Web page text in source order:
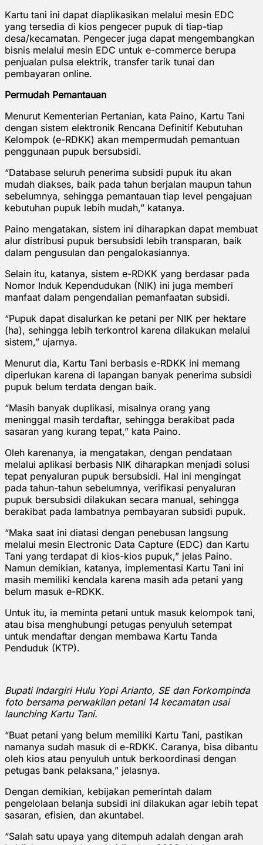
Kartu tani ini dapat diaplikasikan melalui mesin EDC
yang tersedia di kios pengecer pupuk di tiap-tiap
desa/kecamatan. Pengecer juga dapat mengembangkan
bisnis melalui mesin EDC untuk e-commerce berupa
penjualan pulsa elektrik, transfer tarik tunai dan
pembayaran online.
Permudah Pemantauan
Menurut Kementerian Pertanian, kata Paino, Kartu Tani
dengan sistem elektronik Rencana Definitif Kebutuhan
Kelompok (e-RDKK) akan mempermudah pemantuan
penggunaan pupuk bersubsidi.
“Database seluruh penerima subsidi pupuk itu akan
mudah diakses, baik pada tahun berjalan maupun tahun
sebelumnya, sehingga pemantauan tiap level pengajuan
kebutuhan pupuk lebih mudah,” katanya.
Paino mengatakan, sistem ini diharapkan dapat membuat
alur distribusi pupuk bersubsidi lebih transparan, baik
dalam pengusulan dan pengalokasiannya.
Selain itu, katanya, sistem e-RDKK yang berdasar pada
Nomor Induk Kependudukan (NIK) ini juga memberi
manfaat dalam pengendalian pemanfaatan subsidi.
“Pupuk dapat disalurkan ke petani per NIK per hektare
(ha), sehingga lebih terkontrol karena dilakukan melalui
sistem,” ujarnya.
Menurut dia, Kartu Tani berbasis e-RDKK ini memang
diperlukan karena di lapangan banyak penerima subsidi
pupuk belum terdata dengan baik.
“Masih banyak duplikasi, misalnya orang yang
meninggal masih terdaftar, sehingga berakibat pada
sasaran yang kurang tepat,” kata Paino.
Oleh karenanya, ia mengatakan, dengan pendataan
melalui aplikasi berbasis NIK diharapkan menjadi solusi
tepat penyaluran pupuk bersubsidi. Hal ini mengingat
pada tahun-tahun sebelumnya, verifikasi penyaluran
pupuk bersubsidi dilakukan secara manual, sehingga
berakibat pada lambatnya pembayaran subsidi pupuk.
“Maka saat ini diatasi dengan penebusan langsung
melalui mesin Electronic Data Capture (EDC) dan Kartu
Tani yang terdapat di kios-kios pupuk,” jelas Paino.
Namun demikian, katanya, implementasi Kartu Tani ini
masih memiliki kendala karena masih ada petani yang
belum masuk e-RDKK.
Untuk itu, ia meminta petani untuk masuk kelompok tani,
atau bisa menghubungi petugas penyuluh setempat
untuk mendaftar dengan membawa Kartu Tanda
Penduduk (KTP).
Bupati Indargiri Hulu Yopi Arianto, SE dan Forkompinda
foto bersama perwakilan petani 14 kecamatan usai
launching Kartu Tani.
“Buat petani yang belum memiliki Kartu Tani, pastikan
namanya sudah masuk di e-RDKK. Caranya, bisa dibantu
oleh kios atau penyuluh untuk berkoordinasi dengan
petugas bank pelaksana,” jelasnya.
Dengan demikian, kebijakan pemerintah dalam
pengelolaan belanja subsidi ini dilakukan agar lebih tepat
sasaran, efisien, dan akuntabel.
“Salah satu upaya yang ditempuh adalah dengan arah